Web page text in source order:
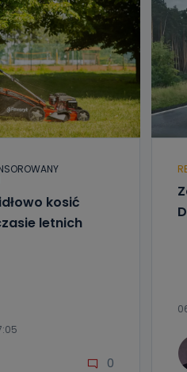
administratora w jego
się z inspektorem
telefonu 62 735-51-05 lub e-
kosić
letnich
0